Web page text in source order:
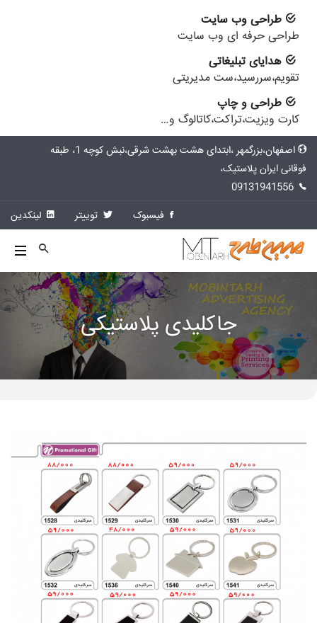
طراحی وب سایت
طراحی حرفه ای وب سایت
هدایای تبلیغاتی
تقویم،سررسید،ست مدیریتی
طراحی و چاپ
کارت ویزیت،تراکت،کاتالوگ و…
اصفهان،بزرگمهر ،ابتدای هشت بهشت شرقی،نبش کوچه 1، طبقه
فوقانی ایران پلاستیک،
فیسبوک
توییتر لینکدین
جاکلیدی پلاستیکی